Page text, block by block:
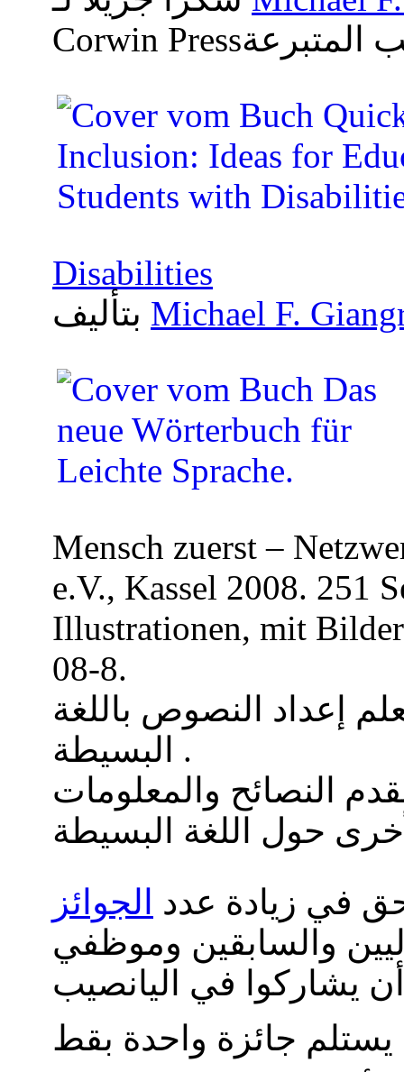
Disabilities
Michael F.
Mensch zuerst –
e.V., Kassel 2008. 251
Illustrationen, mit
08-8.
إعداد النصوص باللغة
البسيطة .
كلمة وبقدم النصائح والمعلومات
في زيادة عدد
الجوائز
والسابقين وموظفي